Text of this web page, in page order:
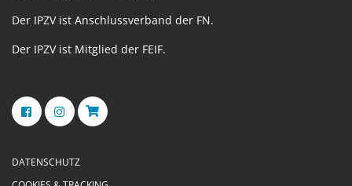
Der IPZV ist Anschlussverband der FN.
Der IPZV ist Mitglied der FEIF.
DATENSCHUTZ